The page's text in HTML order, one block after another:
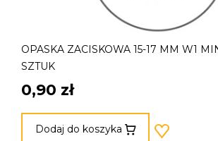
OPASKA ZACISKOWA 15-17 MM W1
SZTUK
0,90 zł
Dodaj do koszyka